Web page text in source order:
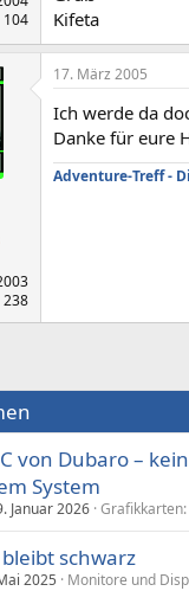
104
Kifeta
238
17. März 2005
Ich werde da
Danke für eure
Adventure-Treff -
von Dubaro –
System
Januar 2026
schwarz
2025 Monitore und